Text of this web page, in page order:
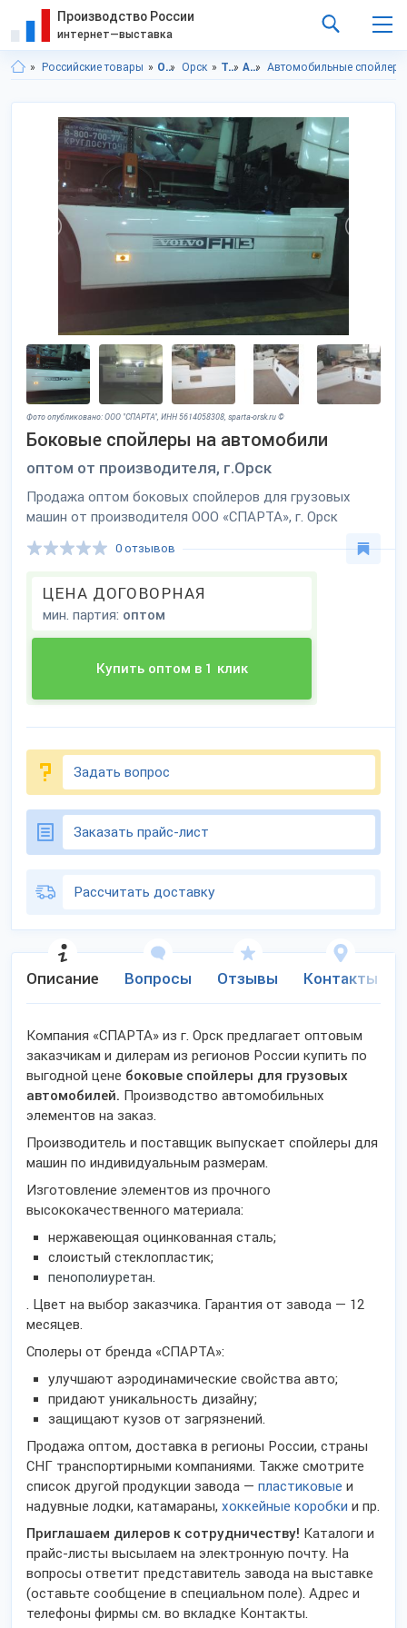
Производство России
интернет—выставка
Российские товары Оренбургская область Орск Транспорт, техника, запчасти Автоаксессуары Автомобильные спойлеры
Фото опубликовано: ООО "СПАРТА", ИНН 5614058308, sparta-orsk.ru ©
Боковые спойлеры на автомобили
оптом от производителя, г.Орск
Продажа оптом боковых спойлеров для грузовых
машин от производителя ООО «СПАРТА», г. Орск
ЦЕНА ДОГОВОРНАЯ
мин. партия: оптом
Купить оптом в 1 клик
0 отзывов
Задать вопрос
Заказать прайс-лист
Рассчитать доставку
Описание Вопросы Отзывы Контакты
Компания «СПАРТА» из г. Орск предлагает оптовым
заказчикам и дилерам из регионов России купить по
выгодной цене боковые спойлеры для грузовых
автомобилей. Производство автомобильных
элементов на заказ.
Производитель и поставщик выпускает спойлеры для
машин по индивидуальным размерам.
Изготовление элементов из прочного
высококачественного материала:
нержавеющая оцинкованная сталь;
слоистый стеклопластик;
пенополиуретан.
. Цвет на выбор заказчика. Гарантия от завода — 12
месяцев.
Сполеры от бренда «СПАРТА»:
улучшают аэродинамические свойства авто;
придают уникальность дизайну;
защищают кузов от загрязнений.
Продажа оптом, доставка в регионы России, страны
СНГ транспортирными компаниями. Также смотрите
список другой продукции завода — пластиковые и
надувные лодки, катамараны, хоккейные коробки и пр.
Приглашаем дилеров к сотрудничеству! Каталоги и
прайс-листы высылаем на электронную почту. На
вопросы ответит представитель завода на выставке
(оставьте сообщение в специальном поле). Адрес и
телефоны фирмы см. во вкладке Контакты.